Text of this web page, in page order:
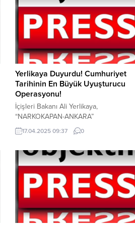
Yerlikaya Duyurdu! Cumhuriyet
Tarihinin En Büyük Uyuşturucu
Operasyonu!
İçişleri Bakanı Ali Yerlikaya,
“NARKOKAPAN-ANKARA”
operasyonunda 525 torbacı gözaltına
alındı. Bugün sabah 05.00’da başlayan
uyuşturucu operasyonunu Başkent
Ankara’da gerçekleştirildi.
“NARKOKAPAN-ANKARA”
Operasyonunda gençlerimize musallat
olan, zehir tacirlerinin eli kolu
durumundaki, İnternet tabanlı
haberleşme platformları üzerinden,
17.04.2025 09:37 0